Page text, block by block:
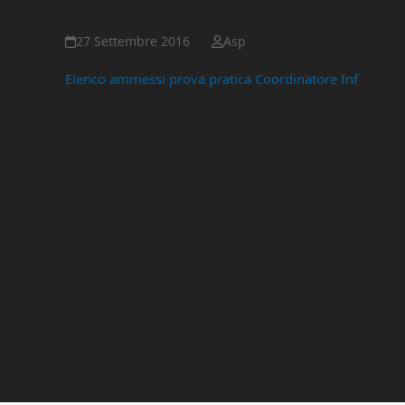
27 Settembre 2016 Asp
Elenco ammessi prova pratica Coordinatore Inf